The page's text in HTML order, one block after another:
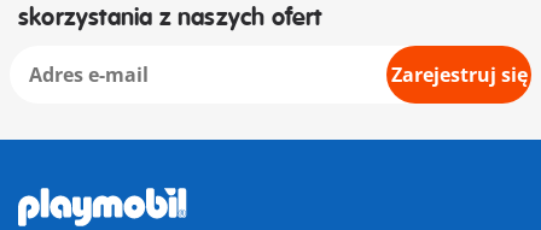
skorzystania z naszych ofert
Zarejestruj się